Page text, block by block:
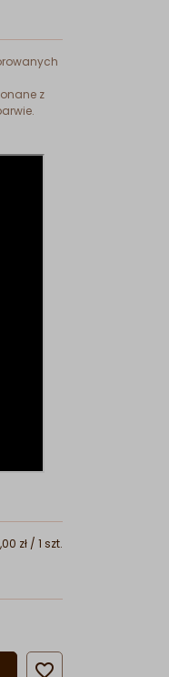
z
zł / 1 szt.
